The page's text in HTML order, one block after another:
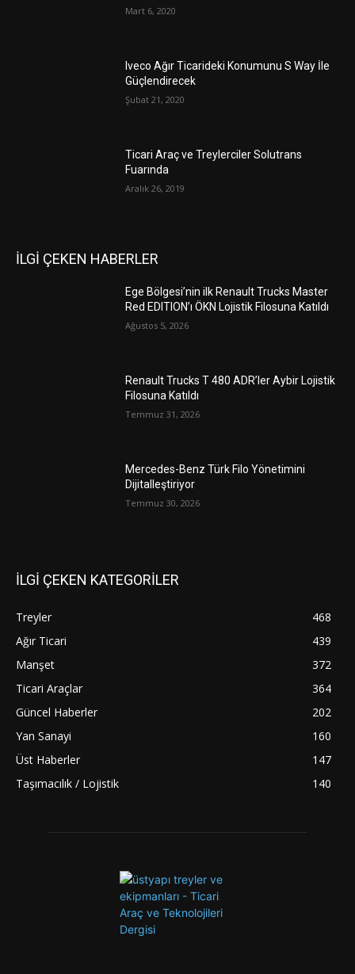
Mart 6, 2020
Iveco Ağır Ticarideki Konumunu S Way İle
Güçlendirecek
Şubat 21, 2020
Ticari Araç ve Treylerciler Solutrans
Fuarında
Aralık 26, 2019
İLGİ ÇEKEN HABERLER
Ege Bölgesi’nin ilk Renault Trucks Master
Red EDITION’ı ÖKN Lojistik Filosuna Katıldı
Ağustos 5, 2026
Renault Trucks T 480 ADR’ler Aybir Lojistik
Filosuna Katıldı
Temmuz 31, 2026
Mercedes-Benz Türk Filo Yönetimini
Dijitalleştiriyor
Temmuz 30, 2026
İLGİ ÇEKEN KATEGORİLER
Treyler
468
Ağır Ticari
439
Manşet
372
Ticari Araçlar
364
Güncel Haberler
202
Yan Sanayi
160
Üst Haberler
147
Taşımacılık / Lojistik
140